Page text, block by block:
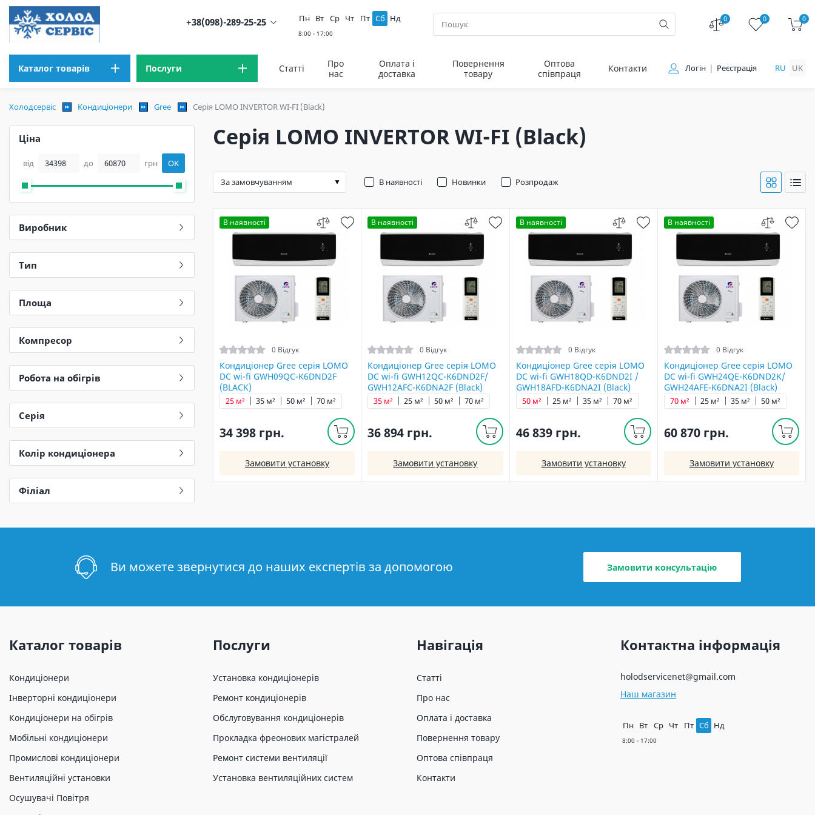
+38(098)-289-25-25 Пн Вт Ср Чт Пт Сб Нд 0 0 0
Каталог товарів Послуги Статті
Про
нас
Оплата і
доставка
Повернення
товару
Оптова
співпраця
Контакти Логін Реєстрація RU UK
Холодсервіс Кондиціонери Gree Серія LOMO INVERTOR WI-FI (Black)
Ціна
від до грн OK
Виробник
Тип
Площа
Компресор
Робота на обігрів
Серія
Колір кондиціонера
Філіал
Серія LOMO INVERTOR WI-FI (Black)
В наявності Новинки Розпродаж
В наявності
0 Відгук
Кондиціонер Gree серія LOMO
DC wi-fi GWH09QC-K6DND2F
(BLACK)
25 м² 35 м² 50 м² 70 м²
34 398 грн.
Замовити установку
В наявності
0 Відгук
Кондиціонер Gree серія LOMO
DC wi-fi GWH12QC-K6DND2F/
GWH12AFC-K6DNA2F (Black)
25 м²
35 м² 50 м² 70 м²
36 894 грн.
Замовити установку
В наявності
0 Відгук
Кондиціонер Gree серія LOMO
DC wi-fi GWH18QD-K6DND2I /
GWH18AFD-K6DNA2I (Black)
25 м² 35 м²
50 м² 70 м²
46 839 грн.
Замовити установку
В наявності
0 Відгук
Кондиціонер Gree серія LOMO
DC wi-fi GWH24QE-K6DND2K/
GWH24AFE-K6DNA2I (Black)
25 м² 35 м² 50 м²
70 м²
60 870 грн.
Замовити установку
Ви можете звернутися до наших експертів за допомогою Замовити консультацію
Каталог товарів
Кондиціонери
Інверторні кондиціонери
Кондиціонери на обігрів
Мобільні кондиціонери
Промислові кондиціонери
Вентиляційні установки
Осушувачі Повітря
Послуги
Установка кондиціонерів
Ремонт кондиціонерів
Обслуговування кондиціонерів
Прокладка фреонових магістралей
Ремонт системи вентиляції
Установка вентиляційних систем
Навігація
Статті
Про нас
Оплата і доставка
Повернення товару
Оптова співпраця
Контакти
Контактна інформація
holodservicenet@gmail.com
Наш магазин
Пн Вт Ср Чт Пт Сб Нд